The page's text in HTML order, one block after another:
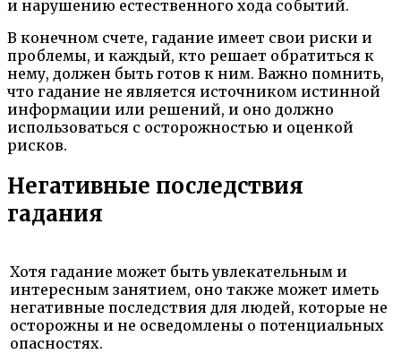
и нарушению естественного хода событий.
В конечном счете, гадание имеет свои риски и
проблемы, и каждый, кто решает обратиться к
нему, должен быть готов к ним. Важно помнить,
что гадание не является источником истинной
информации или решений, и оно должно
использоваться с осторожностью и оценкой
рисков.
Негативные последствия
гадания
Хотя гадание может быть увлекательным и
интересным занятием, оно также может иметь
негативные последствия для людей, которые не
осторожны и не осведомлены о потенциальных
опасностях.